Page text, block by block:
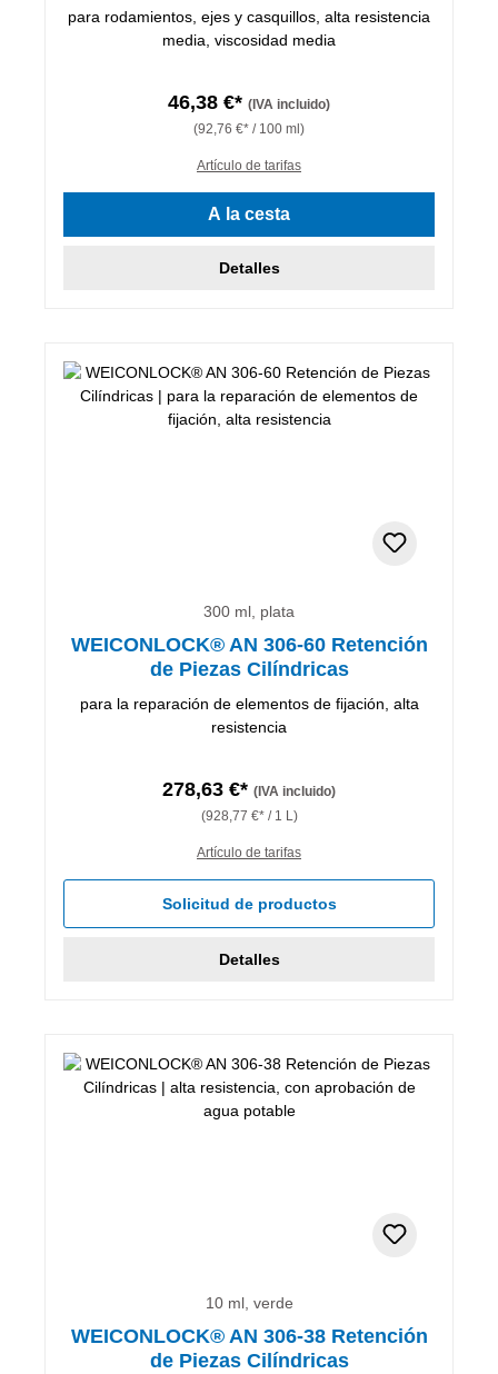
para rodamientos, ejes y casquillos, alta resistencia
media, viscosidad media
46,38 €* (IVA incluido)
(92,76 €* / 100 ml)
Artículo de tarifas
A la cesta
Detalles
300 ml, plata
WEICONLOCK® AN 306-60 Retención
de Piezas Cilíndricas
para la reparación de elementos de fijación, alta
resistencia
278,63 €* (IVA incluido)
(928,77 €* / 1 L)
Artículo de tarifas
Solicitud de productos
Detalles
10 ml, verde
WEICONLOCK® AN 306-38 Retención
de Piezas Cilíndricas